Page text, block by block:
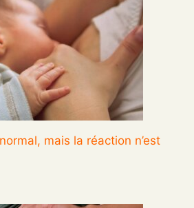
mais la réaction n’est